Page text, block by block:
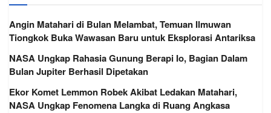
Angin Matahari di Bulan Melambat, Temuan Ilmuwan
Tiongkok Buka Wawasan Baru untuk Eksplorasi Antariksa
NASA Ungkap Rahasia Gunung Berapi Io, Bagian Dalam
Bulan Jupiter Berhasil Dipetakan
Ekor Komet Lemmon Robek Akibat Ledakan Matahari,
NASA Ungkap Fenomena Langka di Ruang Angkasa